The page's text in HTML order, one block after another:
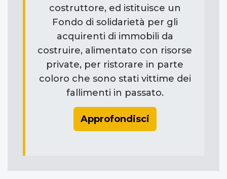
costruttore, ed istituisce un
Fondo di solidarietà per gli
acquirenti di immobili da
costruire, alimentato con risorse
private, per ristorare in parte
coloro che sono stati vittime dei
fallimenti in passato.
Approfondisci